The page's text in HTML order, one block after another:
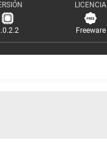
LICENCIA
Freeware